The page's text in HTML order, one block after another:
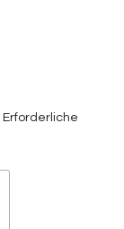
Erforderliche